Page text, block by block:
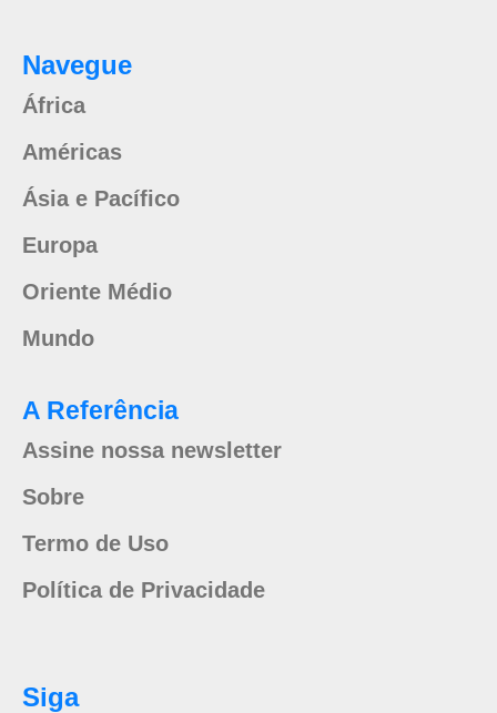
Navegue
África
Américas
Ásia e Pacífico
Europa
Oriente Médio
Mundo
A Referência
Assine nossa newsletter
Sobre
Termo de Uso
Política de Privacidade
Siga